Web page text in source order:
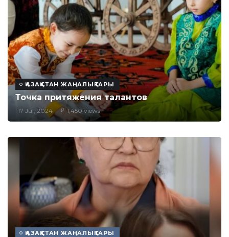
ҚАЗАҚСТАН ЖАҢАЛЫҚТАРЫ
Точка притяжения талантов
17 Jul, 2024 1,450 views
ҚАЗАҚСТАН ЖАҢАЛЫҚТАРЫ